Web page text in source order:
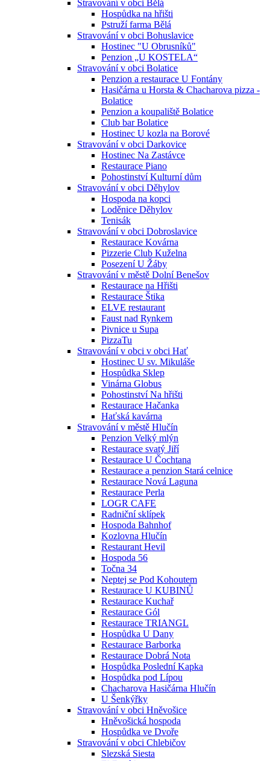
Stravování v obci Bělá
Hospůdka na hřišti
Pstruží farma Bělá
Stravování v obci Bohuslavice
Hostinec "U Obrusníků"
Penzion „U KOSTELA“
Stravování v obci Bolatice
Penzion a restaurace U Fontány
Hasičárna u Horsta & Chacharova pizza -
Bolatice
Penzion a koupaliště Bolatice
Club bar Bolatice
Hostinec U kozla na Borové
Stravování v obci Darkovice
Hostinec Na Zastávce
Restaurace Piano
Pohostinství Kulturní dům
Stravování v obci Děhylov
Hospoda na kopci
Loděnice Děhylov
Tenisák
Stravování v obci Dobroslavice
Restaurace Kovárna
Pizzerie Club Kuželna
Posezení U Žáby
Stravování v městě Dolní Benešov
Restaurace na Hřišti
Restaurace Štika
ELVE restaurant
Faust nad Rynkem
Pivnice u Supa
PizzaTu
Stravování v obci v obci Hať
Hostinec U sv. Mikuláše
Hospůdka Sklep
Vinárna Globus
Pohostinství Na hřišti
Restaurace Hačanka
Haťská kavárna
Stravování v městě Hlučín
Penzion Velký mlýn
Restaurace svatý Jiří
Restaurace U Čochtana
Restaurace a penzion Stará celnice
Restaurace Nová Laguna
Restaurace Perla
LOGR CAFE
Radniční sklípek
Hospoda Bahnhof
Kozlovna Hlučín
Restaurant Hevil
Hospoda 56
Točna 34
Neptej se Pod Kohoutem
Restaurace U KUBINŮ
Restaurace Kuchař
Restaurace Gól
Restaurace TRIANGL
Hospůdka U Dany
Restaurace Barborka
Restaurace Dobrá Nota
Hospůdka Poslední Kapka
Hospůdka pod Lípou
Chacharova Hasičárna Hlučín
U Šenkýřky
Stravování v obci Hněvošice
Hněvošická hospoda
Hospůdka ve Dvoře
Stravování v obci Chlebičov
Slezská Siesta